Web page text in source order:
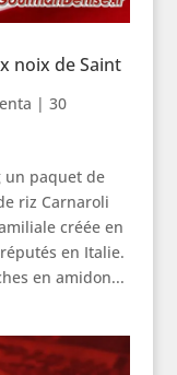
noix de Saint
| 30
un paquet de
riz Carnaroli
créée en
en Italie.
en amidon...